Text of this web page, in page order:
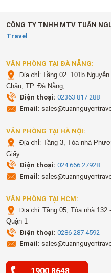
CÔNG TY TNHH MTV TUẤN
Travel
VĂN PHÒNG TẠI ĐÀ NẴNG:
Địa chỉ:Tầng 02. 101b
Châu, TP. Đà Nẵng;
Điện thoại: 02363 817 288
Email:
VĂN PHÒNG TẠI HÀ NỘI:
Địa chỉ: Tầng 3, Tòa nhà
Giấy
Điện thoại: 024 666 27928
Email:
VĂN PHÒNG TẠI HCM:
Địa chỉ:Tầng 05, Tòa nhà
Quận 1
Điện thoại: 0286 287 4592
Email: